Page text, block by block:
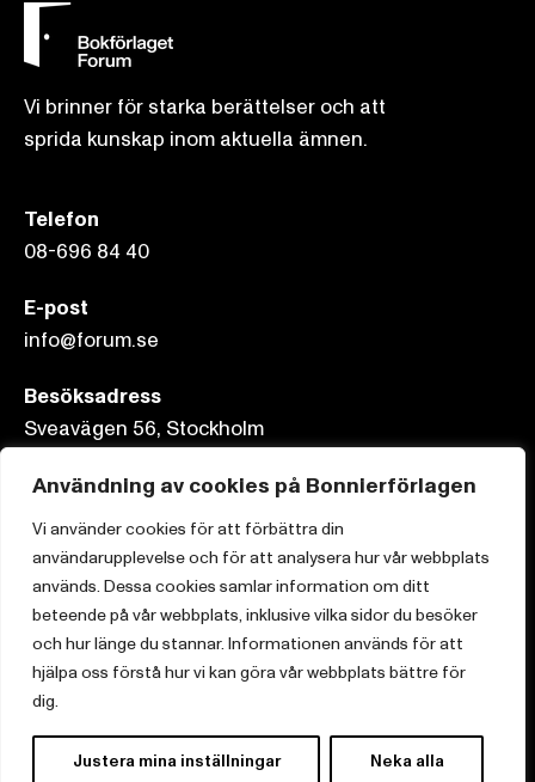
Användning av cookies på Bonnierförlagen
Vi använder cookies för att förbättra din
användarupplevelse och för att analysera hur vår webbplats
används. Dessa cookies samlar information om ditt
beteende på vår webbplats, inklusive vilka sidor du besöker
och hur länge du stannar. Informationen används för att
hjälpa oss förstå hur vi kan göra vår webbplats bättre för
dig.
Justera mina inställningar Neka alla
Vi brinner för starka berättelser och att
sprida kunskap inom aktuella ämnen.
Telefon
08-696 84 40
E-post
info@forum.se
Besöksadress
Sveavägen 56, Stockholm
Postadress
Box 3159, 103 63 Stockholm
Om Bonnierförlagen
Cookies
Integritetspolicy